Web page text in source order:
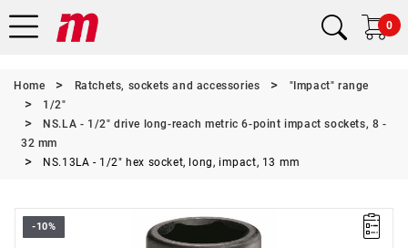
0
Home Ratchets, sockets and accessories
"Impact" range
1/2"
NS.LA - 1/2" drive long-reach metric 6-point impact sockets, 8 -
32 mm
NS.13LA - 1/2" hex socket, long, impact, 13 mm
-10%